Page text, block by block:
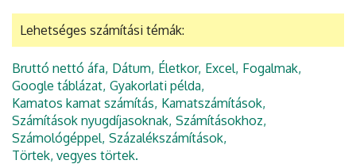
Lehetséges számítási témák:
Bruttó nettó áfa Dátum Életkor Excel Fogalmak
Google táblázat Gyakorlati példa
Kamatos kamat számítás Kamatszámítások
Számítások nyugdíjasoknak Számításokhoz
Számológéppel Százalékszámítások
Törtek, vegyes törtek